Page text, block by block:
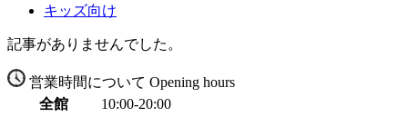
キッズ向け
記事がありませんでした。
営業時間について Opening hours
全館
10:00-20:00